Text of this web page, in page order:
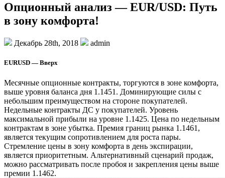
Опционный анализ — EUR/USD: Путь
в зону комфорта!
Декабрь 28th, 2018 admin
EURUSD — Вверх
Месячные опционные контракты, торгуются в зоне комфорта,
выше уровня баланса дня 1.1451. Доминирующие силы с
небольшим преимуществом на стороне покупателей.
Недельные контракты ДС у покупателей. Уровень
максимальной прибыли на уровне 1.1425. Цена по недельным
контрактам в зоне убытка. Премия границ рынка 1.1461,
является текущим сопротивлением для роста пары.
Стремление цены в зону комфорта в день экспирации,
является приоритетным. Альтернативный сценарий продаж,
можно рассматривать после пробоя и закрепления цены выше
премии 1.1462.